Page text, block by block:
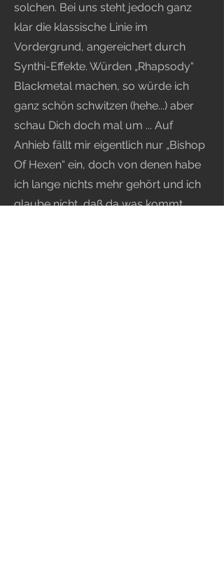
solchen. Bei uns steht jedoch ganz
klar die klassische Linie im
Vordergrund, angereichert durch
Synthi-Effekte. Würden „Rhapsody“
Blackmetal machen, so würde ich
ganz schön schwitzen (hehe...) aber
schau Dich doch mal um ... Auf
Anhieb fällt mir eigentlich nur „Bishop
Of Hexen“ ein, doch von denen habe
ich lange nichts mehr gehört und ich
glaube nicht, daß da was kommt.